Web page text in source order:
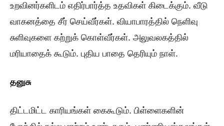
உறவினர்களிடம் எதிர்பார்த்த உதவிகள் கிடைக்கும். வீடு
வாகனத்தை சீர் செய்வீர்கள். வியாபாரத்தில் நெளிவு
சுளிவுகளை கற்றுக் கொள்வீர்கள். அலுவலகத்தில்
மரியாதைக் கூடும். புதிய பாதை தெரியும் நாள்.
தனுசு
திட்டமிட்ட காரியங்கள் கைகூடும். பிள்ளைகளின்